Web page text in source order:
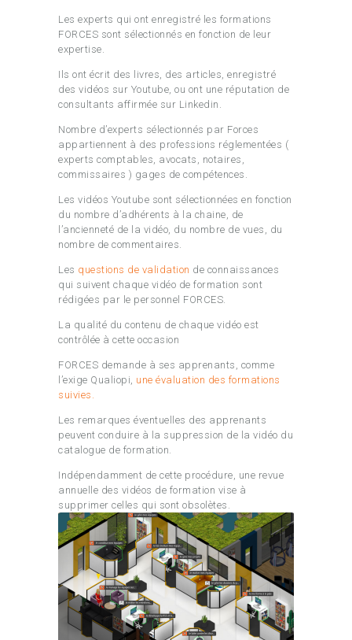
Les experts qui ont enregistré les formations
FORCES sont sélectionnés en fonction de leur
expertise.
Ils ont écrit des livres, des articles, enregistré
des vidéos sur Youtube, ou ont une réputation de
consultants affirmée sur Linkedin.
Nombre d’experts sélectionnés par Forces
appartiennent à des professions réglementées (
experts comptables, avocats, notaires,
commissaires ) gages de compétences.
Les vidéos Youtube sont sélectionnées en fonction
du nombre d’adhérents à la chaine, de
l’ancienneté de la vidéo, du nombre de vues, du
nombre de commentaires.
Les questions de validation de connaissances
qui suivent chaque vidéo de formation sont
rédigées par le personnel FORCES.
La qualité du contenu de chaque vidéo est
contrôlée à cette occasion
FORCES demande à ses apprenants, comme
l’exige Qualiopi, une évaluation des formations
suivies.
Les remarques éventuelles des apprenants
peuvent conduire à la suppression de la vidéo du
catalogue de formation.
Indépendamment de cette procédure, une revue
annuelle des vidéos de formation vise à
supprimer celles qui sont obsolètes.